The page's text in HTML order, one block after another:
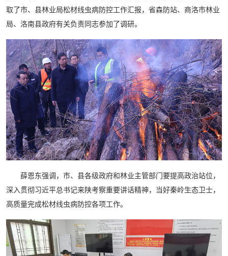
取了市、县林业局松材线虫病防控工作汇报，省森防站、商洛市林业
局、洛南县政府有关负责同志参加了调研。
薛恩东强调，市、县各级政府和林业主管部门要提高政治站位，
深入贯彻习近平总书记来陕考察重要讲话精神，当好秦岭生态卫士，
高质量完成松材线虫病防控各项工作。